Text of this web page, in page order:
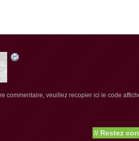
commentaire, veuillez recopier ici le code
// Restez